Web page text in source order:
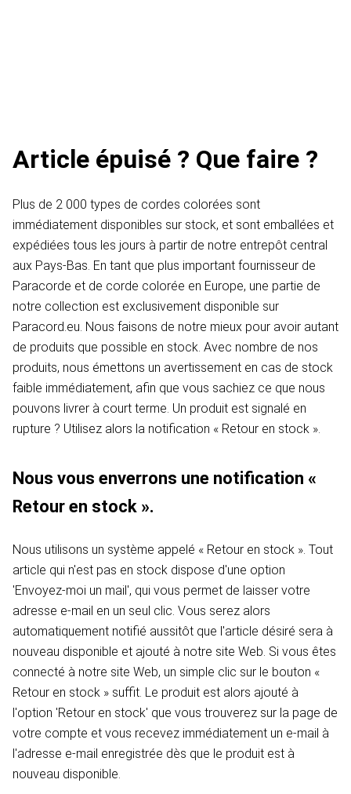
Article épuisé ? Que faire ?
Plus de 2 000 types de cordes colorées sont
immédiatement disponibles sur stock, et sont emballées et
expédiées tous les jours à partir de notre entrepôt central
aux Pays-Bas. En tant que plus important fournisseur de
Paracorde et de corde colorée en Europe, une partie de
notre collection est exclusivement disponible sur
Paracord.eu. Nous faisons de notre mieux pour avoir autant
de produits que possible en stock. Avec nombre de nos
produits, nous émettons un avertissement en cas de stock
faible immédiatement, afin que vous sachiez ce que nous
pouvons livrer à court terme. Un produit est signalé en
rupture ? Utilisez alors la notification « Retour en stock ».
Nous vous enverrons une notification «
Retour en stock ».
Nous utilisons un système appelé « Retour en stock ». Tout
article qui n'est pas en stock dispose d'une option
'Envoyez-moi un mail', qui vous permet de laisser votre
adresse e-mail en un seul clic. Vous serez alors
automatiquement notifié aussitôt que l'article désiré sera à
nouveau disponible et ajouté à notre site Web. Si vous êtes
connecté à notre site Web, un simple clic sur le bouton «
Retour en stock » suffit. Le produit est alors ajouté à
l'option 'Retour en stock' que vous trouverez sur la page de
votre compte et vous recevez immédiatement un e-mail à
l'adresse e-mail enregistrée dès que le produit est à
nouveau disponible.